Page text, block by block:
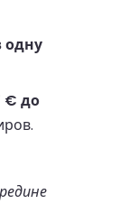
одну
€ до